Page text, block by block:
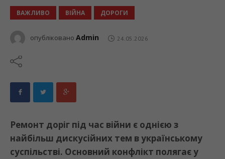
ВАЖЛИВО ВІЙНА ДОРОГИ
опубліковано Admin 24.05.2026
Ремонт доріг під час війни є однією з
найбільш дискусійних тем в українському
суспільстві. Основний конфлікт полягає у